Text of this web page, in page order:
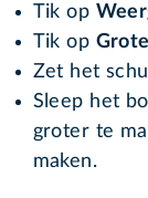
Tik op
Tik op
Zet het
Sleep het
groter te
maken.